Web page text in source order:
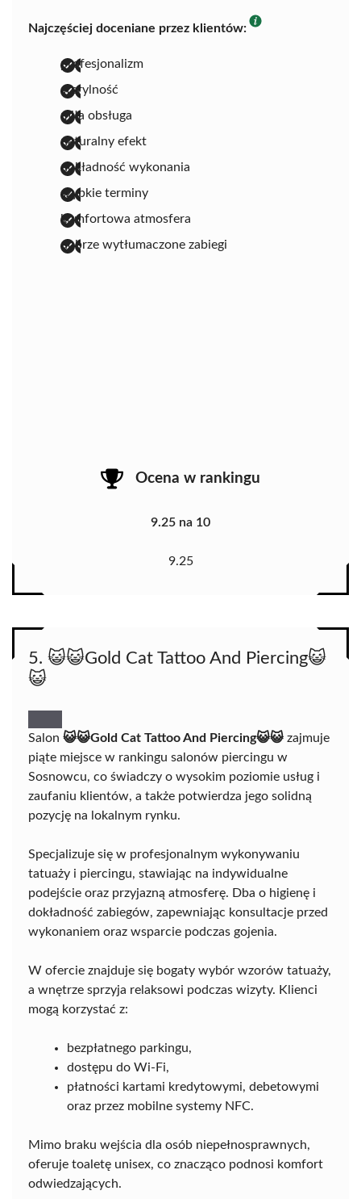
Najczęściej doceniane przez klientów:
profesjonalizm
sterylność
miła obsługa
naturalny efekt
dokładność wykonania
szybkie terminy
komfortowa atmosfera
dobrze wytłumaczone zabiegi
Ocena w rankingu
9.25 na 10
9.25
5. 😺😺Gold Cat Tattoo And Piercing😺
😺
Salon 😺😺Gold Cat Tattoo And Piercing😺😺 zajmuje
piąte miejsce w rankingu salonów piercingu w
Sosnowcu, co świadczy o wysokim poziomie usług i
zaufaniu klientów, a także potwierdza jego solidną
pozycję na lokalnym rynku.
Specjalizuje się w profesjonalnym wykonywaniu
tatuaży i piercingu, stawiając na indywidualne
podejście oraz przyjazną atmosferę. Dba o higienę i
dokładność zabiegów, zapewniając konsultacje przed
wykonaniem oraz wsparcie podczas gojenia.
W ofercie znajduje się bogaty wybór wzorów tatuaży,
a wnętrze sprzyja relaksowi podczas wizyty. Klienci
mogą korzystać z:
bezpłatnego parkingu,
dostępu do Wi-Fi,
płatności kartami kredytowymi, debetowymi
oraz przez mobilne systemy NFC.
Mimo braku wejścia dla osób niepełnosprawnych,
oferuje toaletę unisex, co znacząco podnosi komfort
odwiedzających.